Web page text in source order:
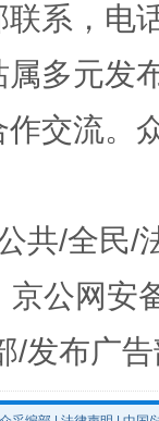
系，电
多元发
交流。
共/全民/
公网安
/发布广